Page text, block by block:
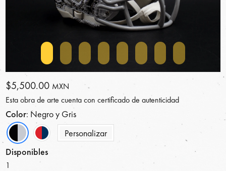
$5,500.00 MXN
Esta obra de arte cuenta con certificado de autenticidad
Color: Negro y Gris
Personalizar
Disponibles
1